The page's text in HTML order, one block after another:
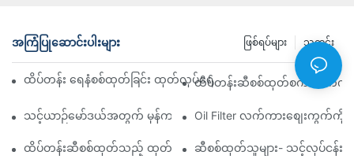
အကြံပြုဆောင်းပါးများ သတင်း
ဖြစ်ရပ်များ
ထိပ်တန်း ရေနံစစ်ထုတ်ခြင်း ထုတ်လုပ်ရေးကုမ္ပဏီများ- ပြည့်စုံသော ခ
ထိပ်တန်းဆီစစ်ထုတ်စက် လက်ကား
သင့်ယာဉ်မော်ဒယ်အတွက် မှန်ကန်သော ဆီစစ်ထုတ်စက်ကို ရွေးချယ်ခြင်း-
Oil Filter လက်ကားစျေးကွက်ကို
ထိပ်တန်းဆီစစ်ထုတ်သည့် ထုတ်လုပ်သူများနှင့် ၎င်းတို့၏ ဆန်းသစ်တီထွင်မှု
ဆီစစ်ထုတ်သူများ- သင့်လုပ်ငန်း